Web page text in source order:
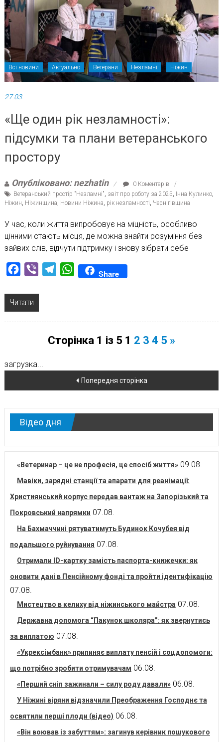
Всі новини Актуально Ветерани Незламні Ніжин
27.03.
«Ще один рік незламності»:
підсумки та плани ветеранського
простору
Опубліковано: nezhatin
0 Коментарів
Ветеранський простір "Незламні", звіт про роботу за 2025, Інна Кулинко,
Ніжин, Ніжинщина, Новини Ніжина, рік незламності, Чернігівщина
У час, коли життя випробовує на міцність, особливо
цінними стають місця, де можна знайти розуміння без
зайвих слів, відчути підтримку і знову зібрати себе
Facebook
Viber TelegramWhatsAppShare
Читати
Сторінка 1 із 5 1 2 3 4 5 »
загрузка...
новинам
Попередня сторінка
Відео дня
«Ветеринар – це не професія, це спосіб життя» 09.08.
Мавіки, зарядні станції та апарати для реанімації:
Християнський корпус передав вантаж на Запорізький та
Покровський напрямки 07.08.
На Бахмаччині рятуватимуть Будинок Кочубея від
подальшого руйнування 07.08.
Отримали ID-картку замість паспорта-книжечки: як
оновити дані в Пенсійному фонді та пройти ідентифікацію
07.08.
Мистецтво в келиху від ніжинського майстра 07.08.
Державна допомога “Пакунок школяра”: як звернутись
за виплатою 07.08.
«Укрексімбанк» припиняє виплату пенсій і соцдопомоги:
що потрібно зробити отримувачам 06.08.
«Перший сніп зажинали – силу роду давали» 06.08.
У Ніжині віряни відзначили Преображення Господнє та
освятили перші плоди (відео) 06.08.
«Він воював із забуттям»: загинув керівник пошукового